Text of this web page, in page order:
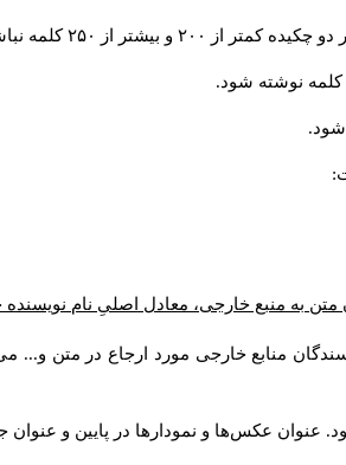
از ۲۵۰ کلمه نباشد.
شود.
متن به منبع خارجی، معادل اصلیِ نام
منابع خارجی مورد ارجاع در متن
عنوان عکس‌ها و نمودارها در پایین و عنوان